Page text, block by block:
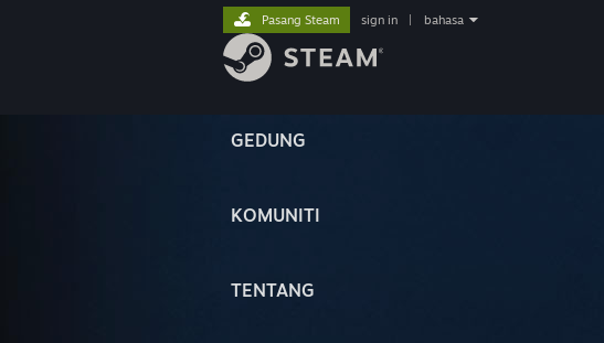
GEDUNG
KOMUNITI
TENTANG
Pasang Steam sign in bahasa